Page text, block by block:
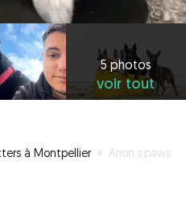
5 photos
voir tout
à Montpellier » Arion.s.paws